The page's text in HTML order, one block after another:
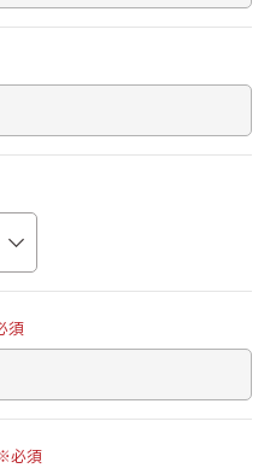
須
必須